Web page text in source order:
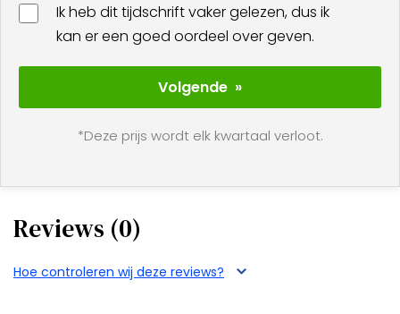
Ik heb dit tijdschrift vaker gelezen, dus ik
kan er een goed oordeel over geven.
Volgende »
*Deze prijs wordt elk kwartaal verloot.
Reviews (0)
Hoe controleren wij deze reviews?